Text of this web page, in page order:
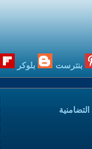
بنترست بلوكر